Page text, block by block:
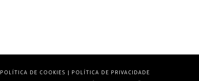
POLÍTICA DE COOKIES
POLÍTICA DE PRIVACIDADE